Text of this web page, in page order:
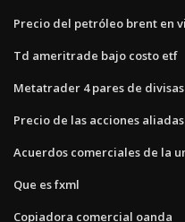
Precio del petróleo brent en
Td ameritrade bajo costo etf
Metatrader 4 pares de divisas
Precio de las acciones aliadas
Acuerdos comerciales de la
Que es fxml
Copiadora comercial oanda